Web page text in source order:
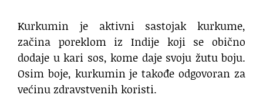
Kurkumin je aktivni sastojak kurkume,
začina poreklom iz Indije koji se obično
dodaje u kari sos, kome daje svoju žutu boju.
Osim boje, kurkumin je takođe odgovoran za
većinu zdravstvenih koristi.